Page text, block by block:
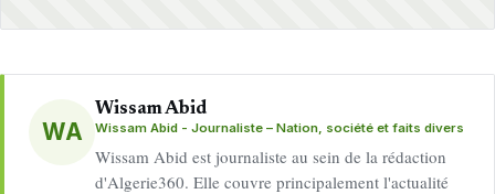
WA
Wissam Abid
Wissam Abid - Journaliste – Nation, société et faits divers
Wissam Abid est journaliste au sein de la rédaction
d'Algerie360. Elle couvre principalement l'actualité